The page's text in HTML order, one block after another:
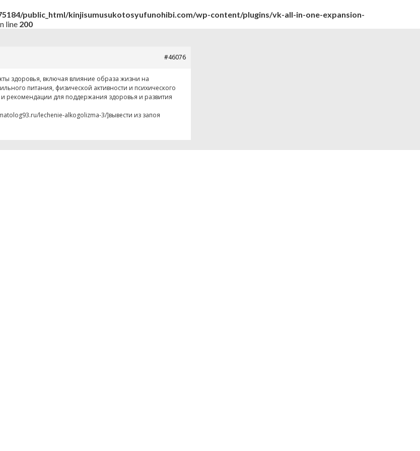
public_html/kinjisumusukotosyufunohibi.com/wp-content/plugins/vk-all-in-one-expansion-
line 200
#46076
здоровья, включая влияние образа жизни на
питания, физической активности и психического
рекомендации для поддержания здоровья и развития
lechenie-alkogolizma-3/]вывести из запоя